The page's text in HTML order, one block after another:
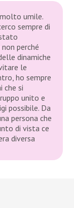
umile.
sempre di
perché
dinamiche
le
ho sempre
che si
unito e
possibile. Da
persona che
di vista ce
diversa